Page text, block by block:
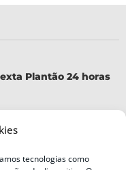
tecnologias como
Plantão 24 horas